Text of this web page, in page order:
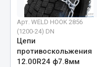
Запчасти КамАЗ
Двигатель
Система питания
Арт. WELD HOOK 2856
(1200-24) DN
Цепи
противоскольжения
12.00R24 ф7.8мм